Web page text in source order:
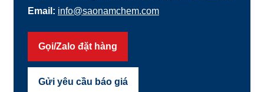
Email: info@saonamchem.com
Gọi/Zalo đặt hàng
Gửi yêu cầu báo giá